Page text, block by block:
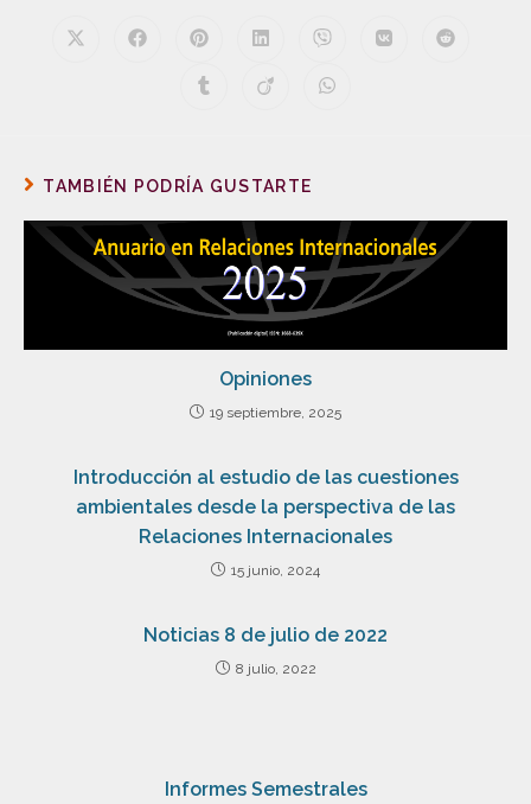
TAMBIÉN PODRÍA GUSTARTE
Opiniones
19 septiembre, 2025
Introducción al estudio de las cuestiones
ambientales desde la perspectiva de las
Relaciones Internacionales
15 junio, 2024
Noticias 8 de julio de 2022
8 julio, 2022
Informes Semestrales